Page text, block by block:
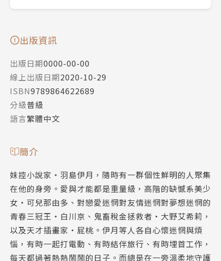
出版資訊
出版日期0000-00-00
線上出版日期2020-10-29
ISBN9789864622689
分級普級
語言繁體中文
簡介
妹控小說家‧羽島伊月，隨時有一群個性鮮明的人聚集
在他的身旁。愛與才能都是重量級，高階的缺憾系美少
女‧可兒那由多、對戀愛迷惘對友情迷惘對夢想迷惘的
青春三冠王‧白川京、鬼畜稅金拯救者‧大野艾希莉，
以及天才插畫家‧屁桃。伊月等人各自心懷迷惘與煩
惱，有時一起打電動、有時結伴旅行、有時埋首工作，
每天都過著熱熱鬧鬧的日子。而總是在一旁溫柔地守護